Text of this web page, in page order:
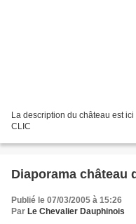
La description du château est
CLIC
Diaporama château
Publié le 07/03/2005 à 15:26
Par Le Chevalier Dauphinois